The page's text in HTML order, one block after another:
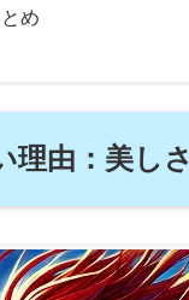
め
理由：美しさ